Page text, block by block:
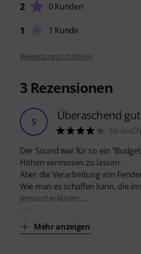
2 0 Kunden
1 1 Kunde
Bewertungsrichtlinien
3 Rezensionen
S Überaschend
Der Sound war für so ein
Höhen vermissen zu lassen.
Aber die Verarbeitung von
Wie man es schaffen kann, die
jemand erklären.....
Mehr anzeigen